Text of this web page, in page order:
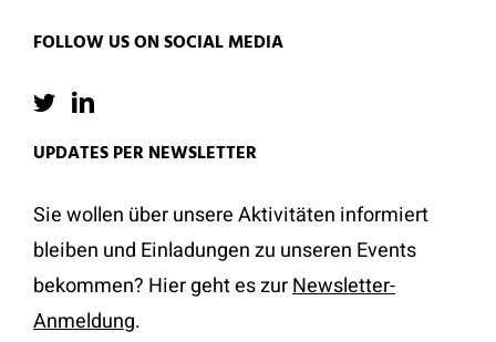
FOLLOW US ON SOCIAL MEDIA
UPDATES PER NEWSLETTER
Sie wollen über unsere Aktivitäten informiert
bleiben und Einladungen zu unseren Events
bekommen? Hier geht es zurNewsletter-
Anmeldung.